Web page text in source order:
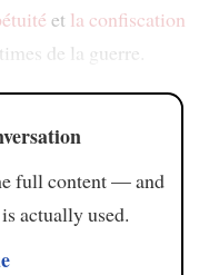
et la confiscation
de la guerre.
full content — and
actually used.